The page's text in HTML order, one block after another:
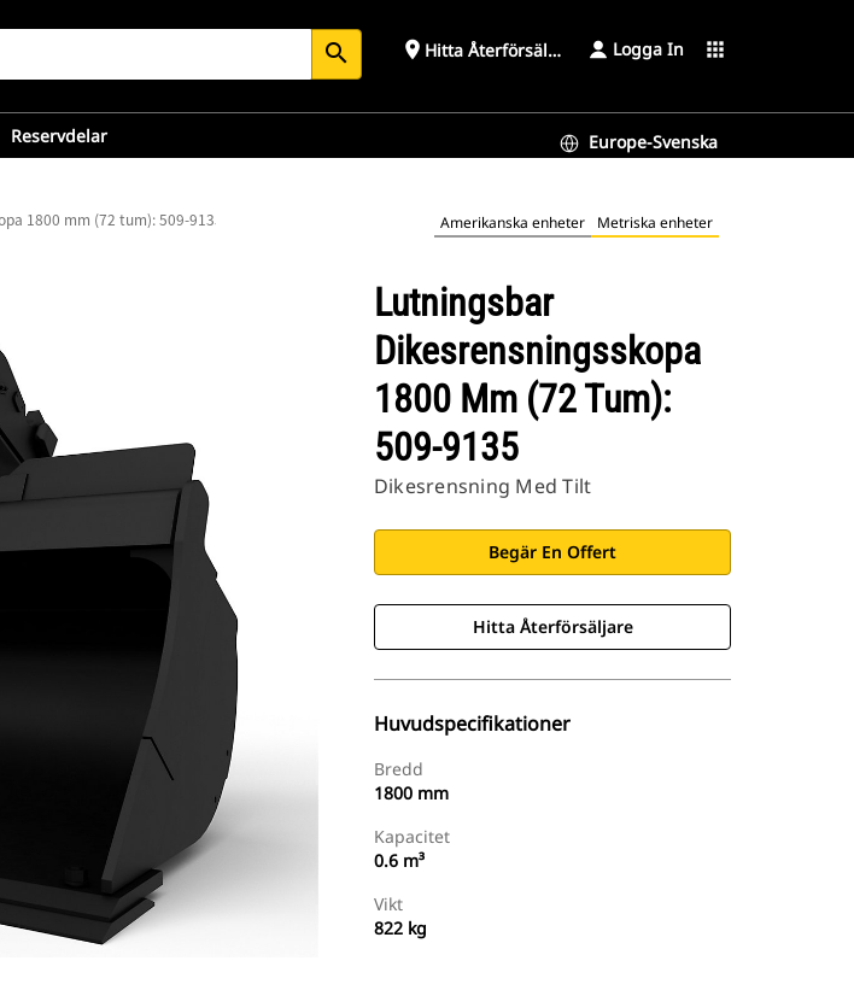
search place Hitta Återförsäljare Logga In apps
Reservdelar Europe-Svenska
1800 mm (72 tum): 509-9135 Amerikanska enheter Metriska enheter
Lutningsbar
Dikesrensningsskopa
1800 Mm (72 Tum):
509-9135
Dikesrensning Med Tilt
Begär En Offert
Hitta Återförsäljare
Huvudspecifikationer
Bredd
1800 mm
Kapacitet
0.6 m³
Vikt
822 kg